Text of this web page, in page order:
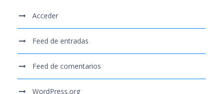
Acceder
Feed de entradas
Feed de comentarios
WordPress.org